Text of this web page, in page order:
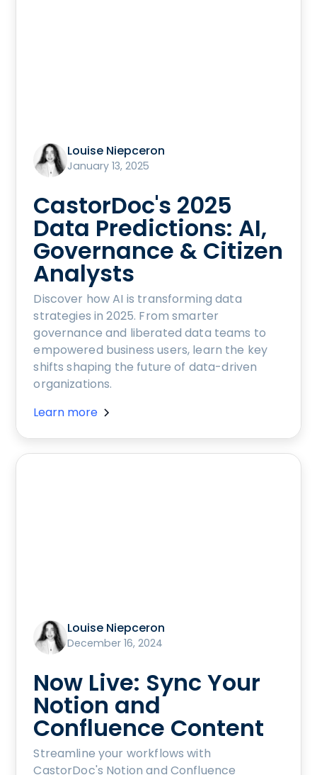
Louise Niepceron
January 13, 2025
CastorDoc's 2025
Data Predictions: AI,
Governance & Citizen
Analysts
Discover how AI is transforming data
strategies in 2025. From smarter
governance and liberated data teams to
empowered business users, learn the key
shifts shaping the future of data-driven
organizations.
Learn more
Louise Niepceron
December 16, 2024
Now Live: Sync Your
Notion and
Confluence Content
Streamline your workflows with
CastorDoc's Notion and Confluence